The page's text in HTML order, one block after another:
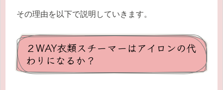
その理由を以下で説明していきます。
２WAY衣類スチーマーはアイロンの代
わりになるか？